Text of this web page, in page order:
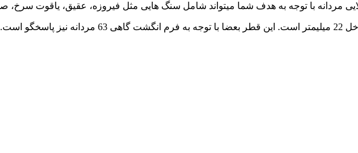
مردانه با توجه به هدف شما میتواند شامل سنگ هایی مثل فیروزه، عقیق، یاقوت سرخ،